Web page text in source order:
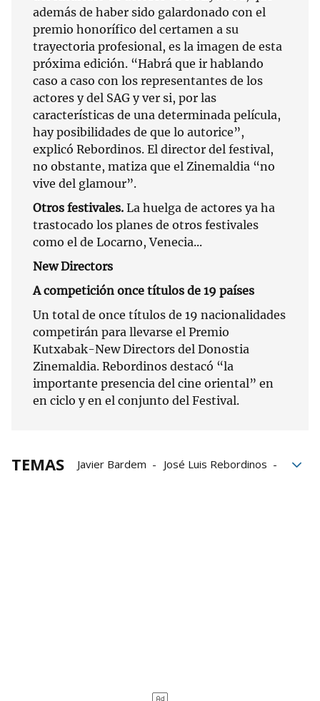
además de haber sido galardonado con el
premio honorífico del certamen a su
trayectoria profesional, es la imagen de esta
próxima edición. “Habrá que ir hablando
caso a caso con los representantes de los
actores y del SAG y ver si, por las
características de una determinada película,
hay posibilidades de que lo autorice”,
explicó Rebordinos. El director del festival,
no obstante, matiza que el Zinemaldia “no
vive del glamour”.
Otros festivales. La huelga de actores ya ha
trastocado los planes de otros festivales
como el de Locarno, Venecia...
New Directors
A competición once títulos de 19 países
Un total de once títulos de 19 nacionalidades
competirán para llevarse el Premio
Kutxabak-New Directors del Donostia
Zinemaldia. Rebordinos destacó “la
importante presencia del cine oriental” en
en ciclo y en el conjunto del Festival.
TEMAS Javier Bardem
José Luis Rebordinos